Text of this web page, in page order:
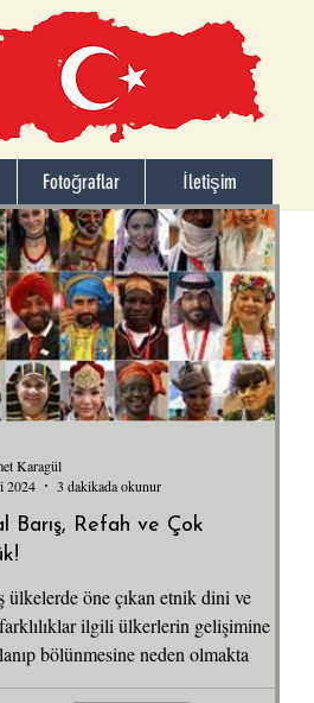
Fotoğraflar İletişim
Barış, Refah ve Çok
ülkelerde öne çıkan etnik dini ve
ilgili ülkerlerin gelişimine
bölünmesine neden olmakta
Karagül
2024
3 dakikada okunur